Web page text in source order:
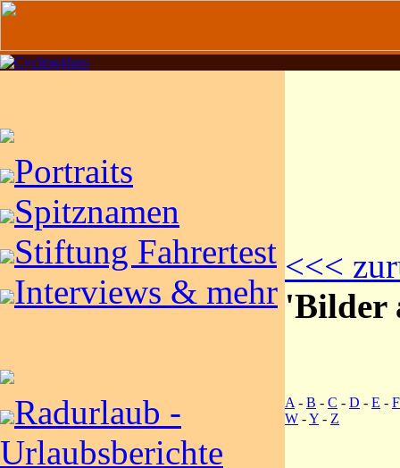
Portraits
Spitznamen
Stiftung Fahrertest
Interviews & mehr
Radurlaub -
Urlaubsberichte
<<<
'Bilder
A - B - C - D - E - F
W -Y - Z